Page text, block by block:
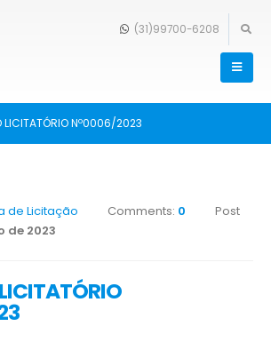
(31)99700-6208
LICITATÓRIO Nº0006/2023
de Licitação Comments: 0
Post
de 2023